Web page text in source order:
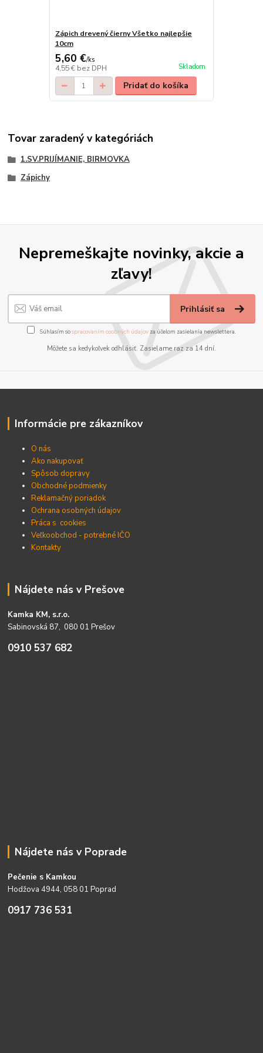
Zápich drevený čierny Všetko najlepšie
10cm
5,60 €/ks
4,55 € bez DPH Skladom
Pridať do košíka
Tovar zaradený v kategóriách
1.SV.PRIJÍMANIE, BIRMOVKA
Zápichy
Nepremeškajte novinky, akcie a
zľavy!
Prihlásiť sa
Súhlasím sospracovaním osobných údajov za účelom zasielania newslettera.
Môžete sa kedykoľvek odhlásiť. Zasielame raz za 14 dní.
Informácie pre zákazníkov
O nás
Ako nakupovať
Spôsob dopravy
Obchodné podmienky
Reklamačný poriadok
Ochrana osobných údajov
Práca s cookies
Veľkoobchod - potrebné IČO
Kontakty
Nájdete nás v Prešove
Kamka KM, s.r.o.
Sabinovská 87, 080 01 Prešov
0910 537 682
Nájdete nás v Poprade
Pečenie s Kamkou
Hodžova 4944, 058 01 Poprad
0917 736 531